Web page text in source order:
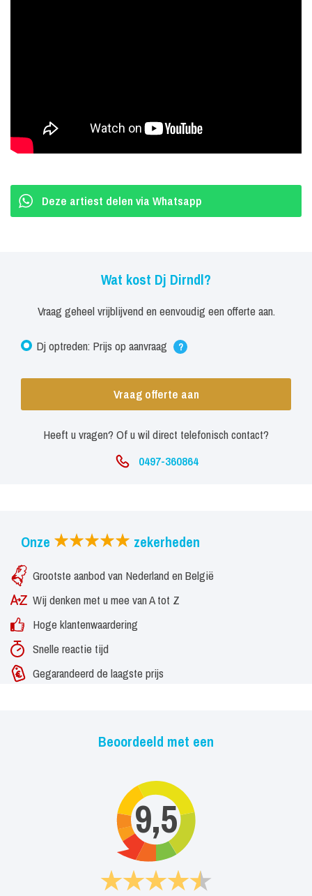
Deze artiest delen via Whatsapp
Wat kost Dj Dirndl?
Vraag geheel vrijblijvend en eenvoudig een offerte aan.
Dj optreden: Prijs op aanvraag ?
Vraag offerte aan
Heeft u vragen? Of u wil direct telefonisch contact?
0497-360864
Onze zekerheden
Grootste aanbod van Nederland en België
Wij denken met u mee van A tot Z
Hoge klantenwaardering
Snelle reactie tijd
Gegarandeerd de laagste prijs
Beoordeeld met een
9,5